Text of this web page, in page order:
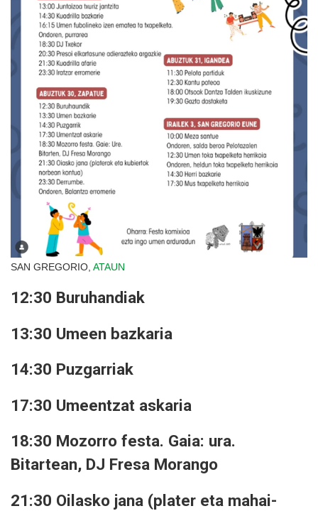
SAN GREGORIO, ATAUN
12:30 Buruhandiak
13:30 Umeen bazkaria
14:30 Puzgarriak
17:30 Umeentzat askaria
18:30 Mozorro festa. Gaia: ura.
Bitartean, DJ Fresa Morango
21:30 Oilasko jana (plater eta mahai-